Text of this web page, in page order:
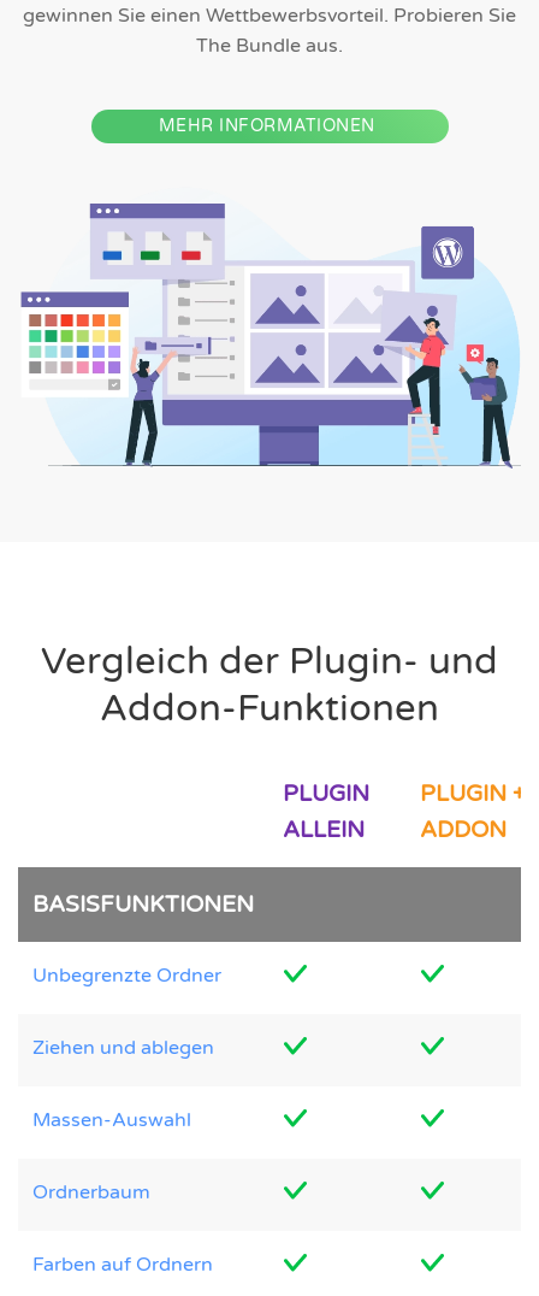
gewinnen Sie einen Wettbewerbsvorteil. Probieren Sie
The Bundle aus.
MEHR INFORMATIONEN
Vergleich der Plugin- und
Addon-Funktionen
PLUGIN
ALLEIN
PLUGIN +
ADDON
BASISFUNKTIONEN
Unbegrenzte Ordner
Ziehen und ablegen
Massen-Auswahl
Ordnerbaum
Farben auf Ordnern